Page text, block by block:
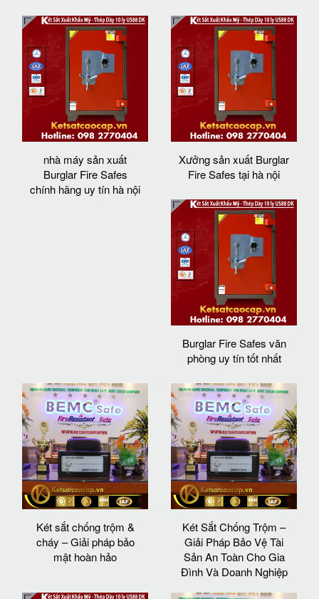
nhà máy sản xuất
Burglar Fire Safes
chính hãng uy tín hà nội
Xưởng sản xuất Burglar
Fire Safes tại hà nội
Burglar Fire Safes văn
phòng uy tín tốt nhất
Két sắt chống trộm &
cháy – Giải pháp bảo
mật hoàn hảo
Két Sắt Chống Trộm –
Giải Pháp Bảo Vệ Tài
Sản An Toàn Cho Gia
Đình Và Doanh Nghiệp